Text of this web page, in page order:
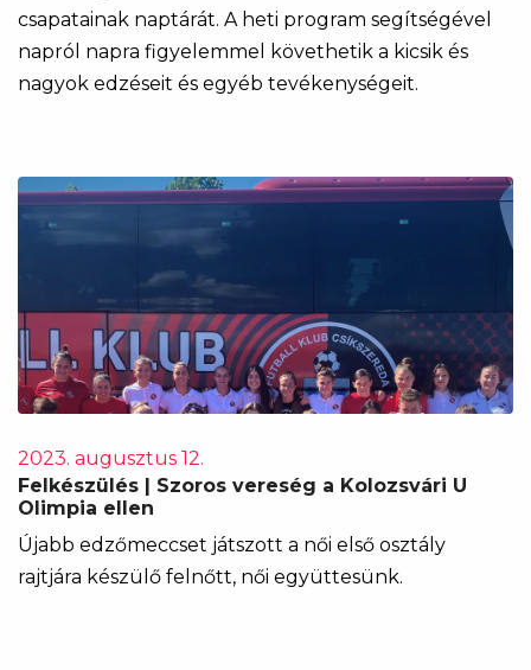
csapatainak naptárát. A heti program segítségével
napról napra figyelemmel követhetik a kicsik és
nagyok edzéseit és egyéb tevékenységeit.
2023. augusztus 12.
Felkészülés | Szoros vereség a Kolozsvári U
Olimpia ellen
Újabb edzőmeccset játszott a női első osztály
rajtjára készülő felnőtt, női együttesünk.